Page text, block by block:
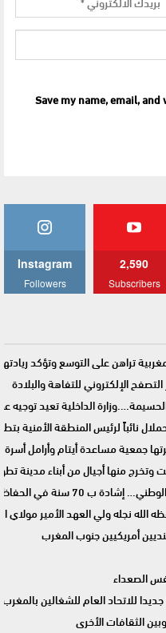
Save my name, email,
2,590
Subscribers
Instagram
Followers
تراهن على التوسع وتؤكد
الإلكتروني للتفاهة والبلادة
الداخلية تعيد توجيه
نائباً لرئيس المنطقة الأمنية
جمعية مساعدة أيتام وأرامل
منها أجيال من أبناء مدينة
الوطن وضمان أمن المواطنين
نجله ولي العهد الأمير
أمريكيين جنوب المغرب
الصعداء
للاتحاد العام للشغالين بالمغرب
الثقافات الأخرى